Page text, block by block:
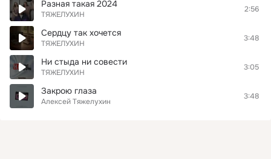
Разная такая 2024
ТЯЖЕЛУХИН
2:56
Сердцу так хочется
ТЯЖЕЛУХИН
3:48
Ни стыда ни совести
ТЯЖЕЛУХИН
3:05
Закрою глаза
Алексей Тяжелухин
3:48